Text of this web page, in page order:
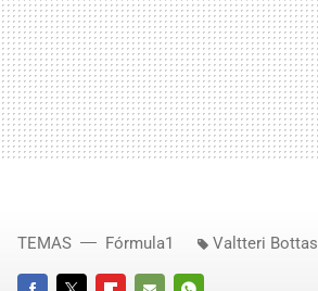
TEMAS Fórmula1 Valtteri Bottas